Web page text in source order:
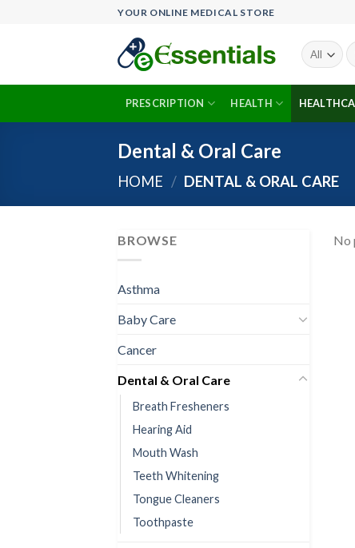
YOUR ONLINE MEDICAL STORE
PRESCRIPTION HEALTH
Dental & Oral Care
HOME / DENTAL & ORAL CARE
BROWSE
Asthma
Baby Care
Cancer
Dental & Oral Care
Breath Fresheners
Hearing Aid
Mouth Wash
Teeth Whitening
Tongue Cleaners
Toothpaste
No